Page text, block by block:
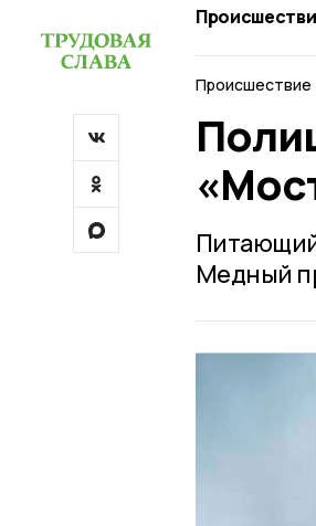
Происшествие
Медный